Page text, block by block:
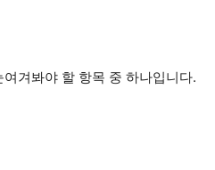
겨봐야 할 항목 중 하나입니다.